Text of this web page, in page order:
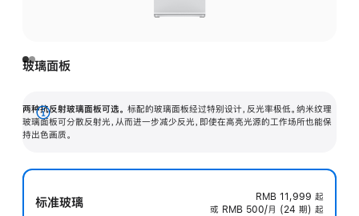
玻璃面板
两种抗反射玻璃面板可选。 标配的玻璃面板经过特别设计，反光率极低。纳米纹理
玻璃面板可分散反射光，从而进一步减少反光，即使在高亮光源的工作场所也能保
持出色画质。
展
开
标准玻璃 RMB 11,999 起
或 RMB 500/月 (24 期) 起